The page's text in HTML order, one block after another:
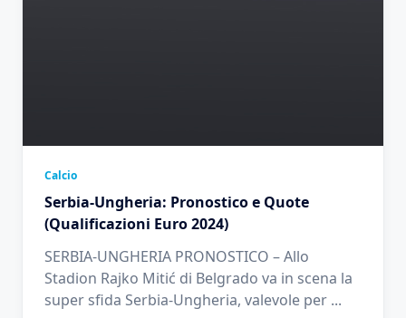
Calcio
Serbia-Ungheria: Pronostico e Quote
(Qualificazioni Euro 2024)
SERBIA-UNGHERIA PRONOSTICO – Allo
Stadion Rajko Mitić di Belgrado va in scena la
super sfida Serbia-Ungheria, valevole per ...